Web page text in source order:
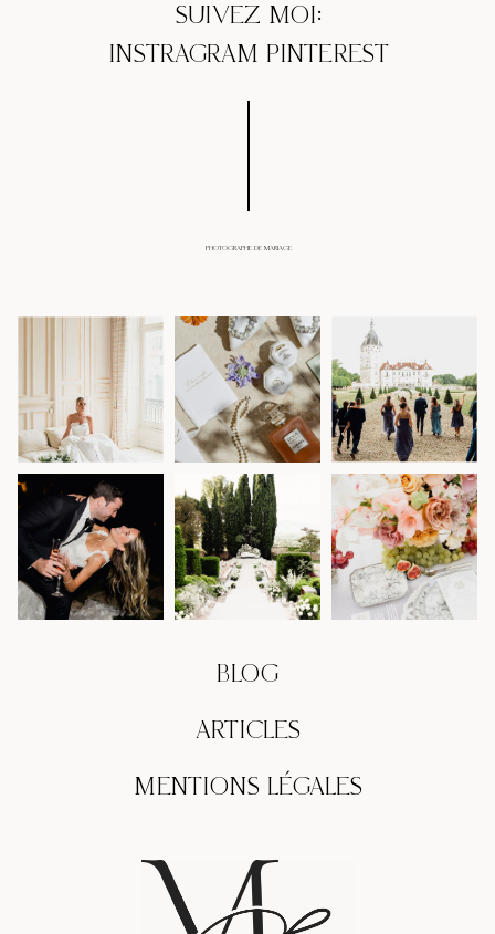
SUIVEZ MOI:
INSTRAGRAM PINTEREST
PHOTOGRAPHE DE MARIAGE
BLOG
ARTICLES
MENTIONS LÉGALES